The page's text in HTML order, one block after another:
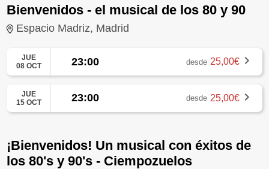
Bienvenidos - el musical de los 80 y 90
Espacio Madriz, Madrid
JUE
08 OCT
23:00 desde 25,00€
JUE
15 OCT
23:00 desde 25,00€
¡Bienvenidos! Un musical con éxitos de
los 80's y 90's - Ciempozuelos